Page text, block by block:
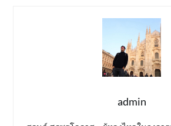
admin